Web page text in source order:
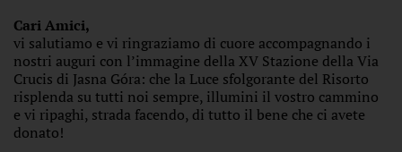
Cari Amici,
vi salutiamo e vi ringraziamo di cuore accompagnando i
nostri auguri con l’immagine della XV Stazione della Via
Crucis di Jasna Góra: che la Luce sfolgorante del Risorto
risplenda su tutti noi sempre, illumini il vostro cammino
e vi ripaghi, strada facendo, di tutto il bene che ci avete
donato!